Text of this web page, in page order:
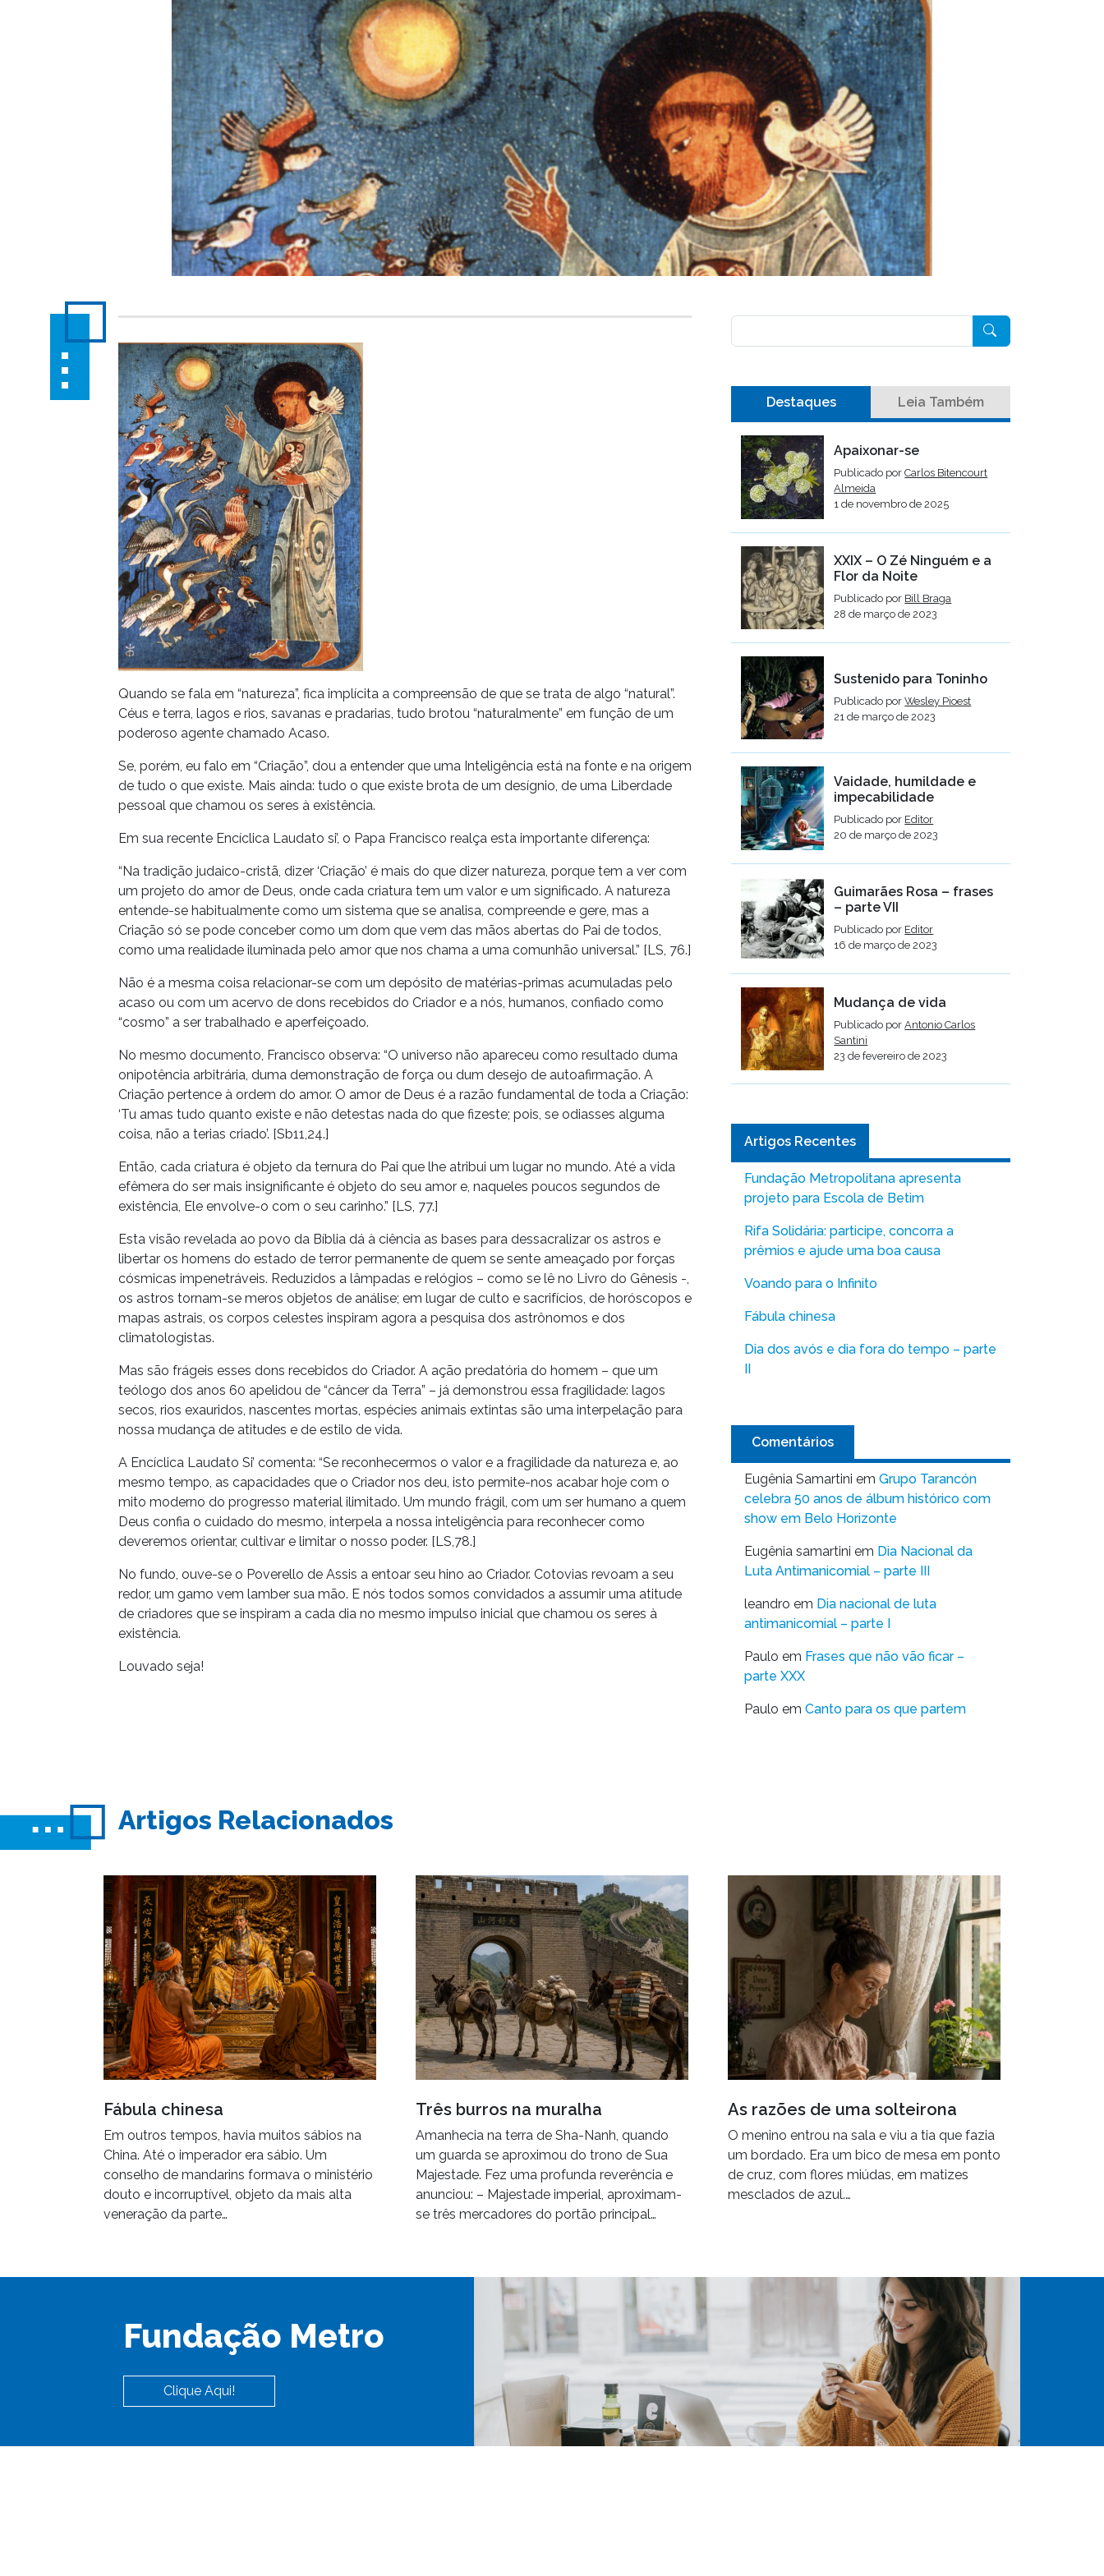
Quando se fala em “natureza”, fica implícita a compreensão de que se trata de algo “natural”.
Céus e terra, lagos e rios, savanas e pradarias, tudo brotou “naturalmente” em função de um
poderoso agente chamado Acaso.
Se, porém, eu falo em “Criação”, dou a entender que uma Inteligência está na fonte e na origem
de tudo o que existe. Mais ainda: tudo o que existe brota de um desígnio, de uma Liberdade
pessoal que chamou os seres à existência.
Em sua recente Encíclica Laudato si’, o Papa Francisco realça esta importante diferença:
“Na tradição judaico-cristã, dizer ‘Criação’ é mais do que dizer natureza, porque tem a ver com
um projeto do amor de Deus, onde cada criatura tem um valor e um significado. A natureza
entende-se habitualmente como um sistema que se analisa, compreende e gere, mas a
Criação só se pode conceber como um dom que vem das mãos abertas do Pai de todos,
como uma realidade iluminada pelo amor que nos chama a uma comunhão universal.” [LS, 76.]
Não é a mesma coisa relacionar-se com um depósito de matérias-primas acumuladas pelo
acaso ou com um acervo de dons recebidos do Criador e a nós, humanos, confiado como
“cosmo” a ser trabalhado e aperfeiçoado.
No mesmo documento, Francisco observa: “O universo não apareceu como resultado duma
onipotência arbitrária, duma demonstração de força ou dum desejo de autoafirmação. A
Criação pertence à ordem do amor. O amor de Deus é a razão fundamental de toda a Criação:
‘Tu amas tudo quanto existe e não detestas nada do que fizeste; pois, se odiasses alguma
coisa, não a terias criado’. [Sb11,24.]
Então, cada criatura é objeto da ternura do Pai que lhe atribui um lugar no mundo. Até a vida
efêmera do ser mais insignificante é objeto do seu amor e, naqueles poucos segundos de
existência, Ele envolve-o com o seu carinho.” [LS, 77.]
Esta visão revelada ao povo da Bíblia dá à ciência as bases para dessacralizar os astros e
libertar os homens do estado de terror permanente de quem se sente ameaçado por forças
cósmicas impenetráveis. Reduzidos a lâmpadas e relógios – como se lê no Livro do Gênesis -,
os astros tornam-se meros objetos de análise; em lugar de culto e sacrifícios, de horóscopos e
mapas astrais, os corpos celestes inspiram agora a pesquisa dos astrônomos e dos
climatologistas.
Mas são frágeis esses dons recebidos do Criador. A ação predatória do homem – que um
teólogo dos anos 60 apelidou de “câncer da Terra” – já demonstrou essa fragilidade: lagos
secos, rios exauridos, nascentes mortas, espécies animais extintas são uma interpelação para
nossa mudança de atitudes e de estilo de vida.
A Encíclica Laudato Si’ comenta: “Se reconhecermos o valor e a fragilidade da natureza e, ao
mesmo tempo, as capacidades que o Criador nos deu, isto permite-nos acabar hoje com o
mito moderno do progresso material ilimitado. Um mundo frágil, com um ser humano a quem
Deus confia o cuidado do mesmo, interpela a nossa inteligência para reconhecer como
deveremos orientar, cultivar e limitar o nosso poder. [LS,78.]
No fundo, ouve-se o Poverello de Assis a entoar seu hino ao Criador. Cotovias revoam a seu
redor, um gamo vem lamber sua mão. E nós todos somos convidados a assumir uma atitude
de criadores que se inspiram a cada dia no mesmo impulso inicial que chamou os seres à
existência.
Louvado seja!
Destaques Leia Também
Apaixonar-se
Publicado porCarlos Bitencourt
Almeida
1 de novembro de 2025
XXIX – O Zé Ninguém e a
Flor da Noite
Publicado por Bill Braga
28 de março de 2023
Sustenido para Toninho
Publicado porWesley Pioest
21 de março de 2023
Vaidade, humildade e
impecabilidade
Publicado por Editor
20 de março de 2023
Guimarães Rosa – frases
– parte VII
Publicado por Editor
16 de março de 2023
Mudança de vida
Publicado porAntonio Carlos
Santini
23 de fevereiro de 2023
Artigos Recentes
Fundação Metropolitana apresenta
projeto para Escola de Betim
Rifa Solidária: participe, concorra a
prêmios e ajude uma boa causa
Voando para o Infinito
Fábula chinesa
Dia dos avós e dia fora do tempo – parte
II
Comentários
Eugênia Samartini em Grupo Tarancón
celebra 50 anos de álbum histórico com
show em Belo Horizonte
Eugênia samartini em Dia Nacional da
Luta Antimanicomial – parte III
leandro em Dia nacional de luta
antimanicomial – parte I
Paulo em Frases que não vão ficar –
parte XXX
Paulo em Canto para os que partem
Artigos Relacionados
Fábula chinesa
Em outros tempos, havia muitos sábios na
China. Até o imperador era sábio. Um
conselho de mandarins formava o ministério
douto e incorruptível, objeto da mais alta
veneração da parte…
Três burros na muralha
Amanhecia na terra de Sha-Nanh, quando
um guarda se aproximou do trono de Sua
Majestade. Fez uma profunda reverência e
anunciou: – Majestade imperial, aproximam-
se três mercadores do portão principal…
As razões de uma solteirona
O menino entrou na sala e viu a tia que fazia
um bordado. Era um bico de mesa em ponto
de cruz, com flores miúdas, em matizes
mesclados de azul.…
Fundação Metro
Clique Aqui!